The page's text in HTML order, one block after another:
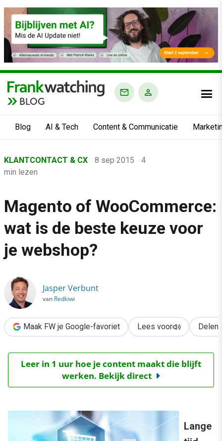
BLOG
Blog AI & Tech Content & Communicatie
›
Klantcontact & CX
›
Magento of WooCommerce: wat is de beste keuze voor je
KLANTCONTACT & CX 8 sep 2015
4
min lezen
Magento of WooCommerce:
wat is de beste keuze voor
je webshop?
Jasper Verbunt
van Redkiwi
Maak FW je Google-favoriet Lees voor Delen
Leer in 1 uur hoe je content maakt die blijft
werken. Bekijk direct
Lange